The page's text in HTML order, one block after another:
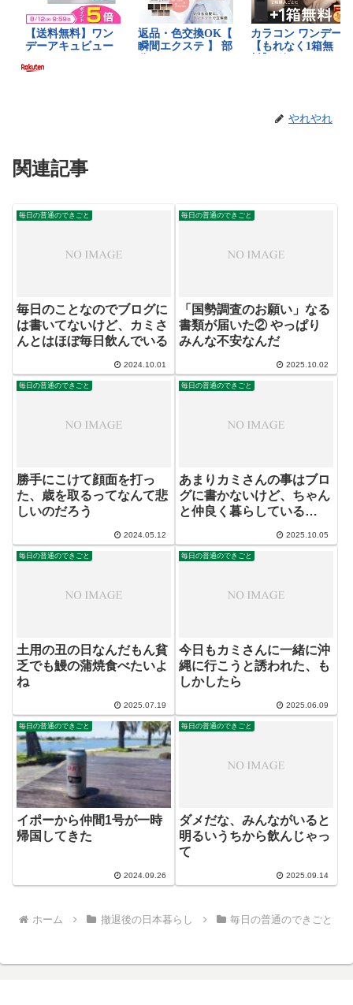
やれやれ
関連記事
毎日の普通のできごと
毎日のことなのでブログに
は書いてないけど、カミさ
んとはほぼ毎日飲んでいる
2024.10.01
毎日の普通のできごと
「国勢調査のお願い」なる
書類が届いた② やっぱり
みんな不安なんだ
2025.10.02
毎日の普通のできごと
勝手にこけて顔面を打っ
た、歳を取るってなんて悲
しいのだろう
2024.05.12
毎日の普通のできごと
あまりカミさんの事はブロ
グに書かないけど、ちゃん
と仲良く暮らしている
2025.10.05
毎日の普通のできごと
土用の丑の日なんだもん貧
乏でも鰻の蒲焼食べたいよ
ね
2025.07.19
毎日の普通のできごと
今日もカミさんに一緒に沖
縄に行こうと誘われた、も
しかしたら
2025.06.09
毎日の普通のできごと
イポーから仲間1号が一時
帰国してきた
2024.09.26
毎日の普通のできごと
ダメだな、みんながいると
明るいうちから飲んじゃっ
て
2025.09.14
ホーム 撤退後の日本暮らし 毎日の普通のできごと